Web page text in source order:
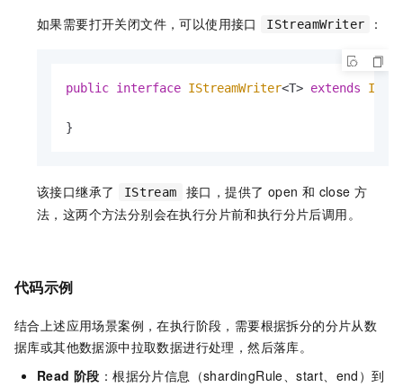
如果需要打开关闭文件，可以使用接口 IStreamWriter ：
public interface IStreamWriter<T> extends
}
该接口继承了 IStream
接口，提供了 open 和 close 方
法，这两个方法分别会在执行分片前和执行分片后调用。
代码示例
结合上述应用场景案例，在执行阶段，需要根据拆分的分片从数
据库或其他数据源中拉取数据进行处理，然后落库。
Read 阶段 ：根据分片信息（shardingRule、start、end）到